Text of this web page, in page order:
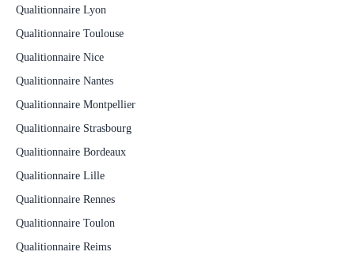
Qualitionnaire Lyon
Qualitionnaire Toulouse
Qualitionnaire Nice
Qualitionnaire Nantes
Qualitionnaire Montpellier
Qualitionnaire Strasbourg
Qualitionnaire Bordeaux
Qualitionnaire Lille
Qualitionnaire Rennes
Qualitionnaire Toulon
Qualitionnaire Reims